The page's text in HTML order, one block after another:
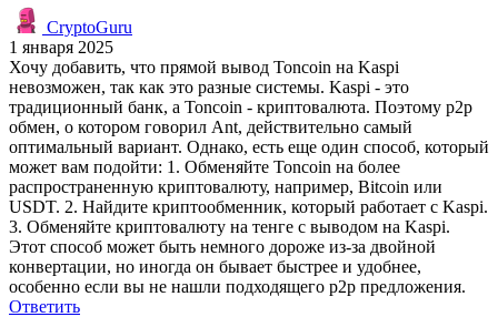
CryptoGuru
1 января 2025
Хочу добавить, что прямой вывод Toncoin на Kaspi
невозможен, так как это разные системы. Kaspi - это
традиционный банк, а Toncoin - криптовалюта. Поэтому p2p
обмен, о котором говорил Ant, действительно самый
оптимальный вариант. Однако, есть еще один способ, который
может вам подойти: 1. Обменяйте Toncoin на более
распространенную криптовалюту, например, Bitcoin или
USDT. 2. Найдите криптообменник, который работает с Kaspi.
3. Обменяйте криптовалюту на тенге с выводом на Kaspi.
Этот способ может быть немного дороже из-за двойной
конвертации, но иногда он бывает быстрее и удобнее,
особенно если вы не нашли подходящего p2p предложения.
Ответить